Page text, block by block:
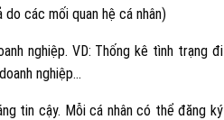
các mối quan hệ cá nhân)
nghiệp. VD: Thống kê tình trạng đi
nghiệp…
tin cậy. Mỗi cá nhân có thể đăng ký